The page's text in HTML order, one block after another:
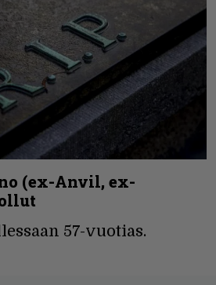
(ex-Anvil, ex-
57-vuotias.